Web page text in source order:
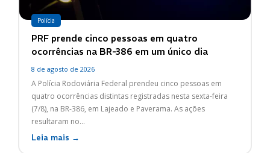
Polícia
PRF prende cinco pessoas em quatro
ocorrências na BR-386 em um único dia
8 de agosto de 2026
A Polícia Rodoviária Federal prendeu cinco pessoas em
quatro ocorrências distintas registradas nesta sexta-feira
(7/8), na BR-386, em Lajeado e Paverama. As ações
resultaram no...
Leia mais →